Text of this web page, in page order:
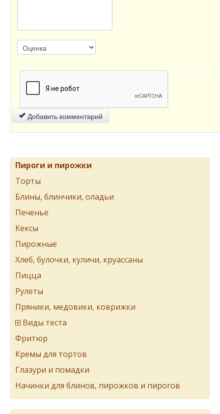
Добавить комментарий
Пироги и пирожки
Торты
Блины, блинчики, оладьи
Печенье
Кексы
Пирожные
Хлеб, булочки, куличи, круассаны
Пицца
Рулеты
Пряники, медовики, коврижки
Виды теста
Фритюр
Кремы для тортов
Глазури и помадки
Начинки для блинов, пирожков и пирогов